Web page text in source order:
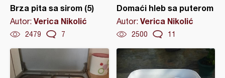
Brza pita sa sirom (5)
Autor: Verica Nikolić
2479 7
Domaći hleb sa puterom
Autor: Verica Nikolić
2500 11